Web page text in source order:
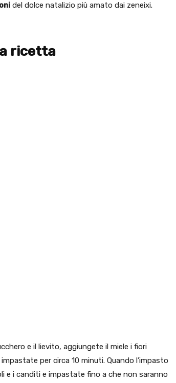
del dolce natalizio più amato dai zeneixi.
ricetta
e il lievito, aggiungete il miele i fiori
per circa 10 minuti. Quando l’impasto
e i canditi e impastate fino a che non saranno